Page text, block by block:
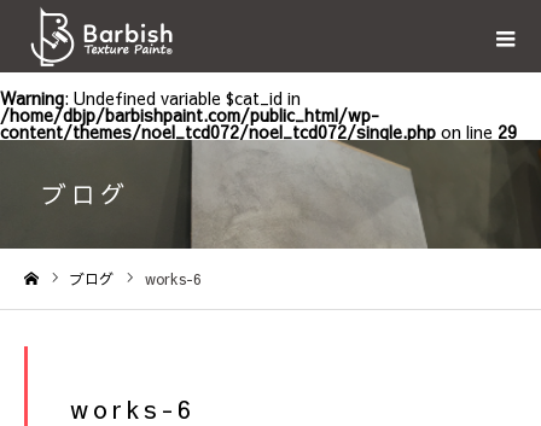
Warning: Undefined variable $cat_id in
/home/dbjp/barbishpaint.com/public_html/wp-
content/themes/noel_tcd072/noel_tcd072/single.php on line 29
ブログ
ブログ works-6
works-6